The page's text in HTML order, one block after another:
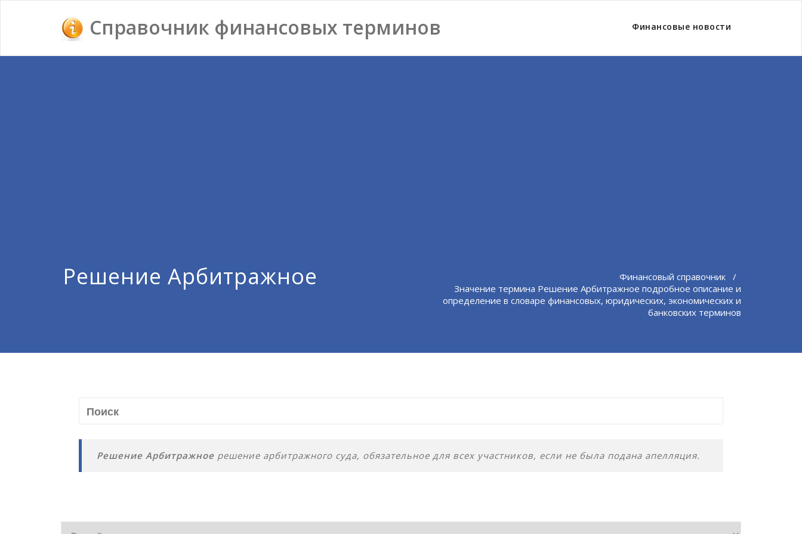
Справочник финансовых терминов Финансовые новости
Решение Арбитражное Финансовый справочник /
Значение термина Решение Арбитражное подробное описание и
определение в словаре финансовых, юридических, экономических и
банковских терминов
Решение Арбитражноерешение арбитражного суда, обязательное для всех участников, если не была подана апелляция.